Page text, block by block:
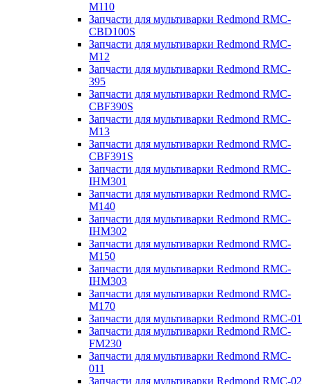
M110
Запчасти для мультиварки Redmond RMC-
CBD100S
Запчасти для мультиварки Redmond RMC-
M12
Запчасти для мультиварки Redmond RMC-
395
Запчасти для мультиварки Redmond RMC-
CBF390S
Запчасти для мультиварки Redmond RMC-
M13
Запчасти для мультиварки Redmond RMC-
CBF391S
Запчасти для мультиварки Redmond RMC-
IHM301
Запчасти для мультиварки Redmond RMC-
M140
Запчасти для мультиварки Redmond RMC-
IHM302
Запчасти для мультиварки Redmond RMC-
M150
Запчасти для мультиварки Redmond RMC-
IHM303
Запчасти для мультиварки Redmond RMC-
M170
Запчасти для мультиварки Redmond RMC-01
Запчасти для мультиварки Redmond RMC-
FM230
Запчасти для мультиварки Redmond RMC-
011
Запчасти для мультиварки Redmond RMC-02